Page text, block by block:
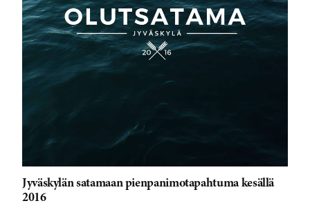
Jyväskylän satamaan pienpanimotapahtuma kesällä
2016